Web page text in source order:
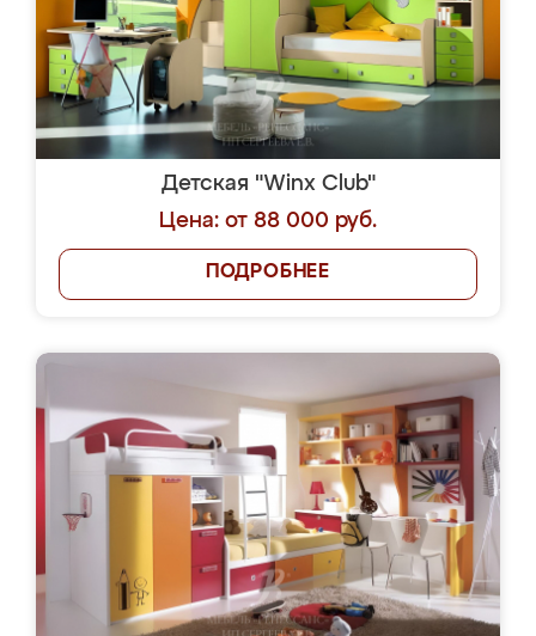
Детская "Winx Club"
Цена: от 88 000 руб.
ПОДРОБНЕЕ